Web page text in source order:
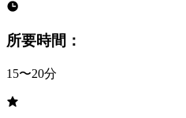
所要時間：
15〜20分